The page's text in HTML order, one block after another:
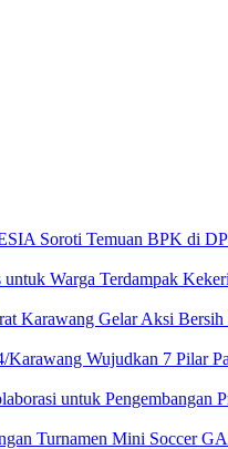
Soroti Temuan BPK di
Warga Terdampak
Karawang Gelar Aksi
Wujudkan 7 Pilar
untuk Pengembangan
Turnamen Mini Soccer